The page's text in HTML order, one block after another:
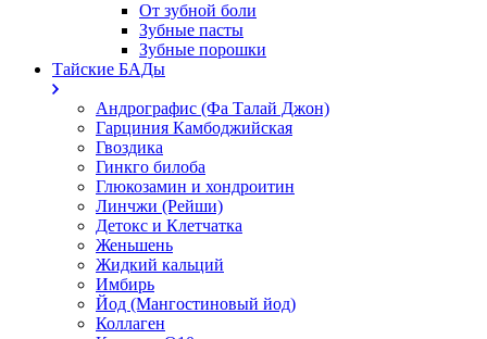
От зубной боли
Зубные пасты
Зубные порошки
Тайские БАДы
Андрографис (Фа Талай Джон)
Гарциния Камбоджийская
Гвоздика
Гинкго билоба
Глюкозамин и хондроитин
Линчжи (Рейши)
Детокс и Клетчатка
Женьшень
Жидкий кальций
Имбирь
Йод (Мангостиновый йод)
Коллаген